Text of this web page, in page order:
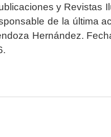
y Revistas
de la última
Hernández.